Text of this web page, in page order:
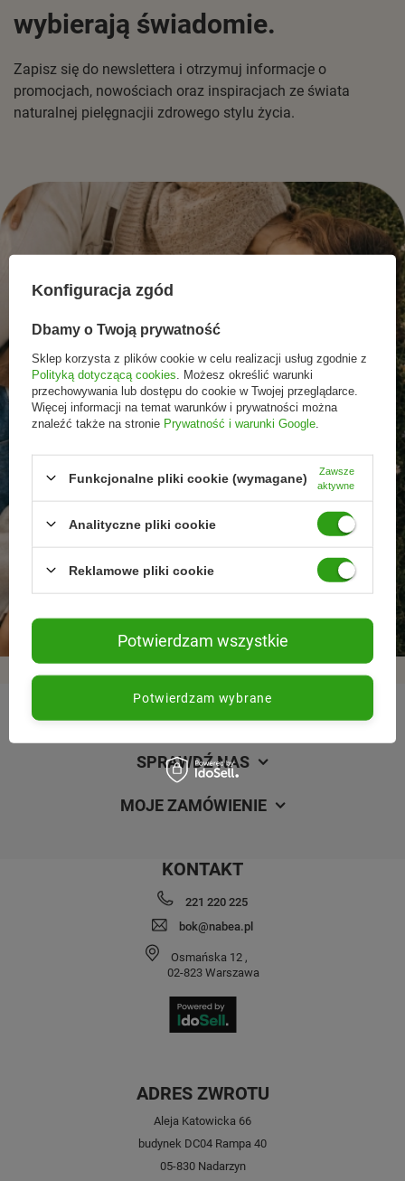
wybierają świadomie.
Zapisz się do newslettera i otrzymuj informacje o
promocjach, nowościach oraz inspiracjach ze świata
naturalnej pielęgnacjii zdrowego stylu życia.
Promocje tylko dla
Nowości przed
Rezygnacja w każdej
chwili
REGULAMINY
SPRAWDŹ NAS
MOJE ZAMÓWIENIE
KONTAKT
221 220 225
bok@nabea.pl
Osmańska 12 ,
02-823 Warszawa
ADRES ZWROTU
Aleja Katowicka 66
budynek DC04 Rampa 40
05-830 Nadarzyn
Konfiguracja zgód
Dbamy o Twoją prywatność
Sklep korzysta z plików cookie w celu realizacji usług zgodnie z
Polityką dotyczącą cookies . Możesz określić warunki
przechowywania lub dostępu do cookie w Twojej przeglądarce.
Więcej informacji na temat warunków i prywatności można
znaleźć także na stronie Prywatność i warunki Google
Funkcjonalne pliki cookie (wymagane)
Zawsze
aktywne
Analityczne pliki cookie
Reklamowe pliki cookie
Potwierdzam wybrane
Potwierdzam wszystkie